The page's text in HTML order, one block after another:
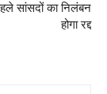
सांसदों का निलंबन
होगा रद्द